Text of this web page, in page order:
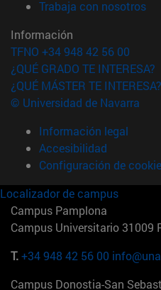
Trabaja con nosotros
Información
TFNO +34 948 42 56 00
¿QUÉ GRADO TE INTERESA?
¿QUÉ MÁSTER TE INTERESA?
© Universidad de Navarra
Información legal
Accesibilidad
Configuración de
Localizador de campus
Campus Pamplona
Campus Universitario 31009
T.+34 948 42 56 00
Campus Donostia-San